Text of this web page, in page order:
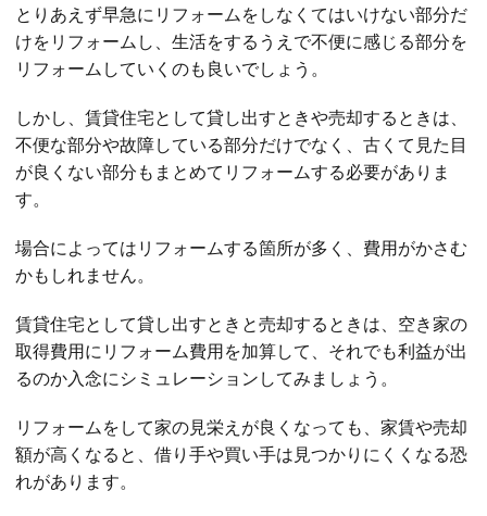
とりあえず早急にリフォームをしなくてはいけない部分だ
けをリフォームし、生活をするうえで不便に感じる部分を
リフォームしていくのも良いでしょう。
しかし、賃貸住宅として貸し出すときや売却するときは、
不便な部分や故障している部分だけでなく、古くて見た目
が良くない部分もまとめてリフォームする必要がありま
す。
場合によってはリフォームする箇所が多く、費用がかさむ
かもしれません。
賃貸住宅として貸し出すときと売却するときは、空き家の
取得費用にリフォーム費用を加算して、それでも利益が出
るのか入念にシミュレーションしてみましょう。
リフォームをして家の見栄えが良くなっても、家賃や売却
額が高くなると、借り手や買い手は見つかりにくくなる恐
れがあります。